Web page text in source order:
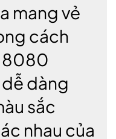
mang vẻ
cách
8080
dễ dàng
sắc
nhau của